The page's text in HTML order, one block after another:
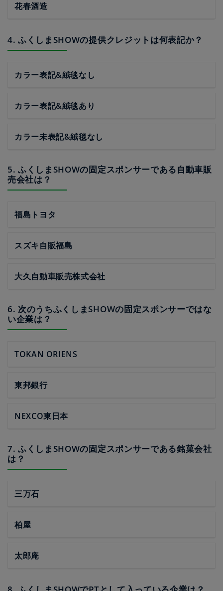
花春酒造
4. ふくしまSHOWの提供クレジットは何表記か？
カラー表記&絨毯なし
カラー表記&絨毯あり
カラー未表記&絨毯なし
5. ふくしまSHOWの固定スポンサーである自動車販
売会社は？
福島トヨタ
スズキ自販福島
大久自動車販売株式会社
6. 次のうちふくしまSHOWの固定スポンサーではな
い企業は？
TOKAN ORIENS
東邦銀行
NEXCO東日本
7. ふくしまSHOWの固定スポンサーである銘菓会社
は？
三万石
柏屋
太郎庵